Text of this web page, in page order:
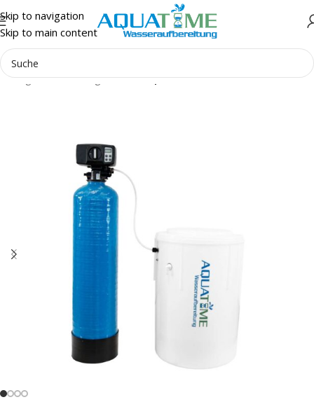
Skip to navigation
Skip to main content
Einzelanlagen BNT Aquatime BKM I Enthärter Reihe